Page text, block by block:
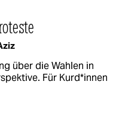
über die Wahlen in
Für Kurd*innen